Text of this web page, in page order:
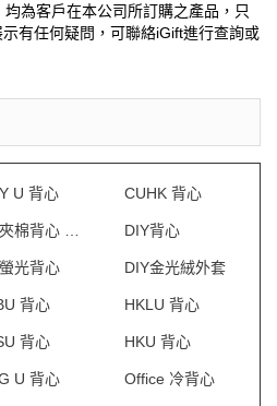
為客戶在本公司所訂購之產品，只
有任何疑問，可聯絡iGift進行查詢或
U 背心 CUHK 背心
DIY背心
光背心 DIY金光絨外套
背心 HKLU 背心
背心 HKU 背心
U 背心 Office 冷背心